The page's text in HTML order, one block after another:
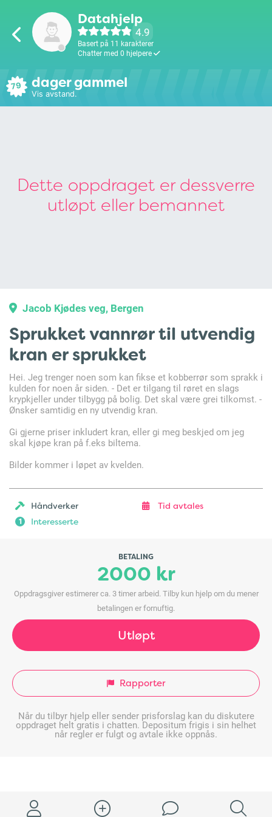
Datahjelp
4.9
Basert på 11 karakterer
Chatter med 0 hjelpere
79 dager gammel
Vis avstand.
Dette oppdraget er dessverre
utløpt eller bemannet
Jacob Kjødes veg, Bergen
Sprukket vannrør til utvendig
kran er sprukket
Hei. Jeg trenger noen som kan fikse et kobberrør som sprakk i
kulden for noen år siden. - Det er tilgang til røret en slags
krypkjeller under tilbygg på bolig. Det skal være grei tilkomst. -
Ønsker samtidig en ny utvendig kran.
Gi gjerne priser inkludert kran, eller gi meg beskjed om jeg
skal kjøpe kran på f.eks biltema.
Bilder kommer i løpet av kvelden.
Håndverker Tid avtales
1 Interesserte
BETALING
2000 kr
Oppdragsgiver estimerer ca. 3 timer arbeid. Tilby kun hjelp om du mener
betalingen er fornuftig.
Utløpt
Rapporter
Når du tilbyr hjelp eller sender prisforslag kan du diskutere
oppdraget helt gratis i chatten. Depositum frigis i sin helhet
når regler er fulgt og avtale ikke oppnås.